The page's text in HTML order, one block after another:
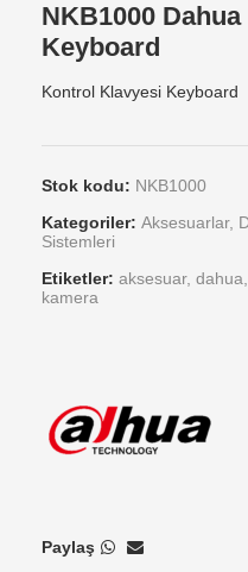
NKB1000
Keyboard
Kontrol Klavyesi Keyboard
Stok kodu: NKB1000
Kategoriler: Aksesuarlar,
Sistemleri
Etiketler: aksesuar, dahua
kamera
Paylaş